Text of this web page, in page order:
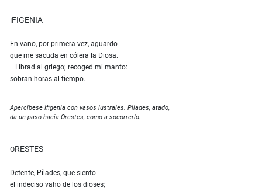
FIGENIA
En vano, por primera vez, aguardo
que me sacuda en cólera la Diosa.
—Librad al griego; recoged mi manto:
sobran horas al tiempo.
Apercíbese Ifigenia con vasos lustrales. Pílades, atado,
da un paso hacia Orestes, como a socorrerlo.
ORESTES
Detente, Pílades, que siento
el indeciso vaho de los dioses;